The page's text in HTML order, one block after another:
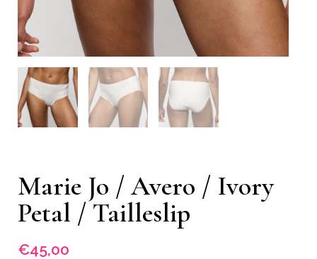
Marie Jo / Avero / Ivory
Petal / Tailleslip
€45,00